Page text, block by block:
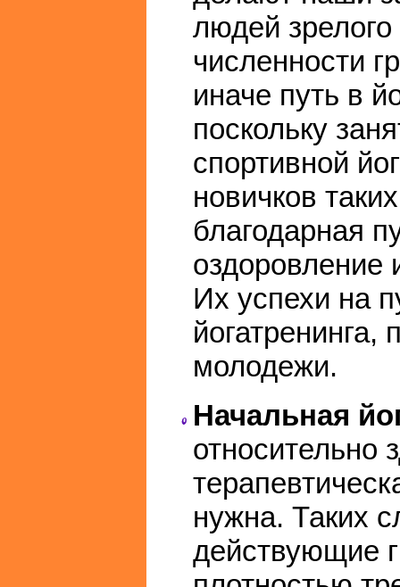
людей
численности
иначе путь в
поскольку
спортивной
новичков
благодарная
оздоровление
Их успехи на
молодежи.
Начальная
относительно
нужна. Таких
действующие